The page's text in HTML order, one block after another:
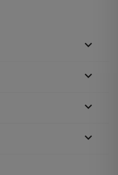



keyboard_arrow_down